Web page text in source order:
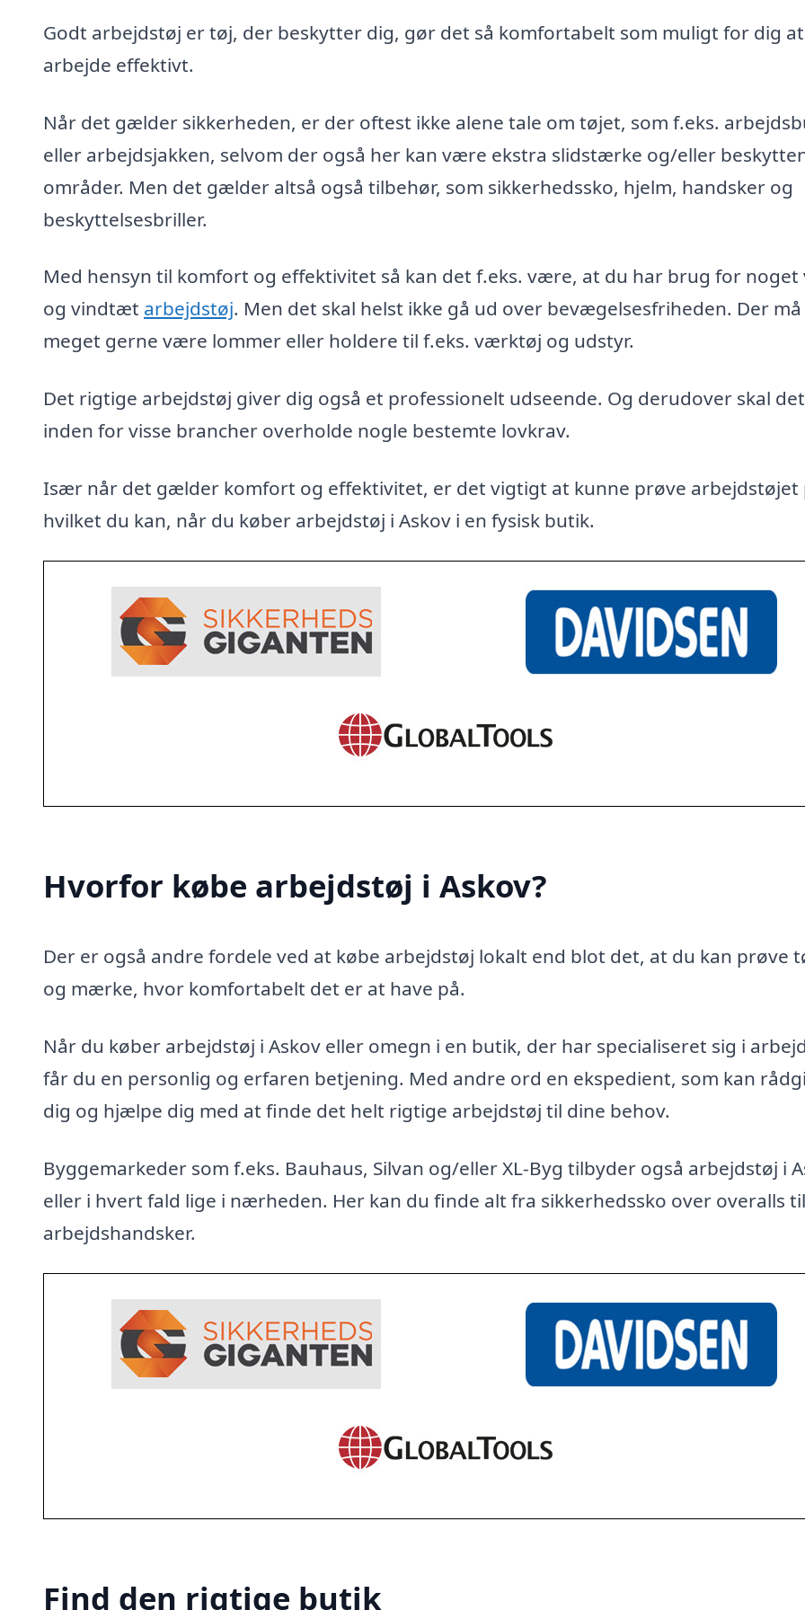
Godt arbejdstøj er tøj, der beskytter dig, gør det så komfortabelt som muligt for dig at
arbejde effektivt.
Når det gælder sikkerheden, er der oftest ikke alene tale om tøjet, som f.eks.
eller arbejdsjakken, selvom der også her kan være ekstra slidstærke og/eller
områder. Men det gælder altså også tilbehør, som sikkerhedssko, hjelm, handsker og
beskyttelsesbriller.
Med hensyn til komfort og effektivitet så kan det f.eks. være, at du har brug for noget
og vindtæt arbejdstøj. Men det skal helst ikke gå ud over bevægelsesfriheden. Der
meget gerne være lommer eller holdere til f.eks. værktøj og udstyr.
Det rigtige arbejdstøj giver dig også et professionelt udseende. Og derudover skal det
inden for visse brancher overholde nogle bestemte lovkrav.
Især når det gælder komfort og effektivitet, er det vigtigt at kunne prøve arbejdstøjet
hvilket du kan, når du køber arbejdstøj i Askov i en fysisk butik.
Hvorfor købe arbejdstøj i Askov?
Der er også andre fordele ved at købe arbejdstøj lokalt end blot det, at du kan prøve
og mærke, hvor komfortabelt det er at have på.
Når du køber arbejdstøj i Askov eller omegn i en butik, der har specialiseret sig i
får du en personlig og erfaren betjening. Med andre ord en ekspedient, som kan
dig og hjælpe dig med at finde det helt rigtige arbejdstøj til dine behov.
Byggemarkeder som f.eks. Bauhaus, Silvan og/eller XL-Byg tilbyder også arbejdstøj i
eller i hvert fald lige i nærheden. Her kan du finde alt fra sikkerhedssko over overalls til
arbejdshandsker.
Find den rigtige butik